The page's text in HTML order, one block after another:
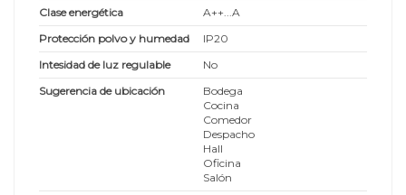
Clase energética
A++...A
Protección polvo y humedad
IP20
Intesidad de luz regulable
No
Sugerencia de ubicación
Bodega
Cocina
Comedor
Despacho
Hall
Oficina
Salón